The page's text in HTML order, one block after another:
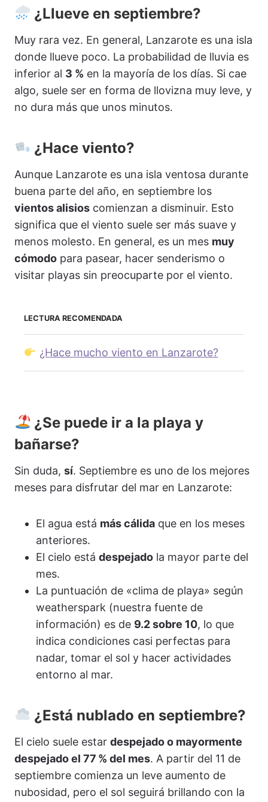
¿Llueve en septiembre?
Muy rara vez. En general, Lanzarote es una isla
donde llueve poco. La probabilidad de lluvia es
inferior al 3 % en la mayoría de los días. Si cae
algo, suele ser en forma de llovizna muy leve, y
no dura más que unos minutos.
¿Hace viento?
Aunque Lanzarote es una isla ventosa durante
buena parte del año, en septiembre los
vientos alisios comienzan a disminuir. Esto
significa que el viento suele ser más suave y
menos molesto. En general, es un mes muy
cómodo para pasear, hacer senderismo o
visitar playas sin preocuparte por el viento.
LECTURA RECOMENDADA
¿Hace mucho viento en Lanzarote?
¿Se puede ir a la playa y
bañarse?
Sin duda, sí. Septiembre es uno de los mejores
meses para disfrutar del mar en Lanzarote:
El agua está más cálida que en los meses
anteriores.
El cielo está despejado la mayor parte del
mes.
La puntuación de «clima de playa» según
weatherspark (nuestra fuente de
información) es de 9.2 sobre 10, lo que
indica condiciones casi perfectas para
nadar, tomar el sol y hacer actividades
entorno al mar.
¿Está nublado en septiembre?
El cielo suele estar despejado o mayormente
despejado el 77 % del mes. A partir del 11 de
septiembre comienza un leve aumento de
nubosidad, pero el sol seguirá brillando con la